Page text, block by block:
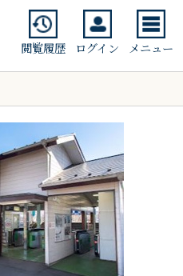
閲覧履歴 ログイン メニュー